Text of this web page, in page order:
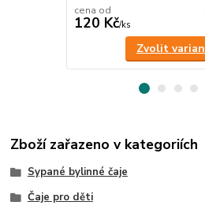
cena od
120 Kč/ks
Zvolit
Zboží zařazeno v kategoriích
Sypané bylinné čaje
Čaje pro děti